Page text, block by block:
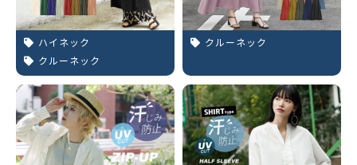
ハイネック
クルーネック
クルーネック